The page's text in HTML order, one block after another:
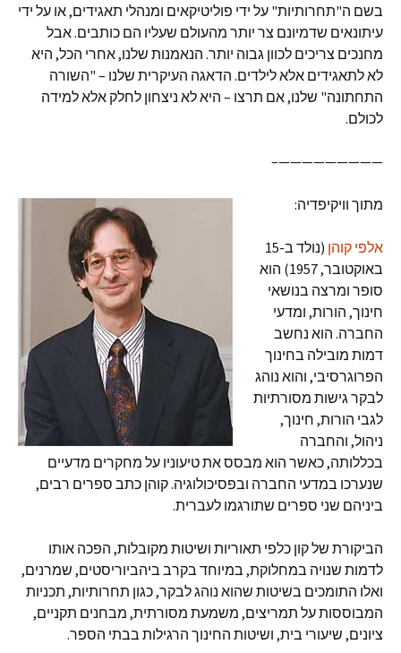
בשם ה"תחרותיות" על ידי פוליטיקאים ומנהלי תאגידים, או על ידי
עיתונאים שדמיונם צר יותר מהעולם שעליו הם כותבים. אבל
מחנכים צריכים לכוון גבוה יותר. הנאמנות שלנו, אחרי הכל, היא
לא לתאגידים אלא לילדים. הדאגה העיקרית שלנו – "השורה
התחתונה" שלנו, אם תרצו – היא לא ניצחון לחלק אלא למידה
לכולם.
—————————–
מתוך וויקיפדיה:
אלפי קוהן
(נולד ב-15
באוקטובר, 1957) הוא
סופר ומרצה בנושאי
חינוך, הורות, ומדעי
החברה. הוא נחשב
דמות מובילה בחינוך
הפרוגרסיבי, והוא נוהג
לבקר גישות מסורתיות
לגבי הורות, חינוך,
ניהול, והחברה
בכללותה, כאשר הוא מבסס את טיעוניו על מחקרים מדעיים
שנערכו במדעי החברה ובפסיכולוגיה. קוהן כתב ספרים רבים,
ביניהם שני ספרים שתורגמו לעברית.
הביקורת של קון כלפי תאוריות ושיטות מקובלות, הפכה אותו
לדמות שנויה במחלוקת, במיוחד בקרב ביהביוריסטים, שמרנים,
ואלו התומכים בשיטות שהוא נוהג לבקר, כגון תחרותיות, תכניות
המבוססות על תמריצים, משמעת מסורתית, מבחנים תקניים,
ציונים, שיעורי בית, ושיטות החינוך הרגילות בבתי הספר.